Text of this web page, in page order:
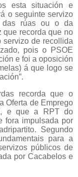
esta situación e
o seguinte servizo
das rúas ou o da
que recorda que no
servizo de recollida
pois o PSOE
e foi a oposición
á que logo se
recorda que o
Oferta de Emprego
e que a RPT do
fora impulsada por
Segundo
para a
públicos de
por Cacabelos e